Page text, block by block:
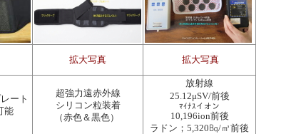
拡大写真 拡大写真
ート
能
超強力遠赤外線
シリコン粒装着
（赤色＆黒色）
放射線
25.12μSV/前後
ﾏｲﾅｽイオン
10,196ion前後
ラドン；5,320㏃/㎥前後